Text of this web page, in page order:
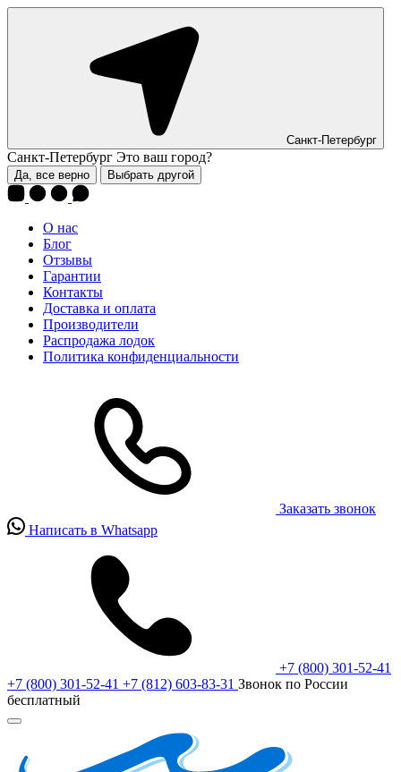
Санкт-Петербург
Санкт-Петербург Это ваш город?
Да, все верно Выбрать другой
О нас
Блог
Отзывы
Гарантии
Контакты
Доставка и оплата
Производители
Распродажа лодок
Политика конфиденциальности
Заказать звонок
Написать в Whatsapp
+7 (800) 301-52-41
+7 (800) 301-52-41 +7 (812) 603-83-31 Звонок по России
бесплатный